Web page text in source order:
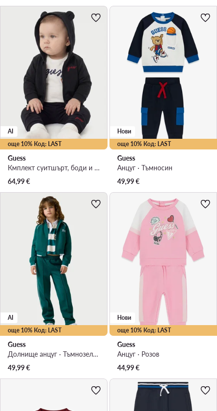
още 10% Код: LAST
AI
Guess
Кмплект суитшърт, боди и спортни панталони · Тъмносин
64,99€
още 10% Код: LAST
Нови
Guess
Анцуг · Тъмносин
49,99€
още 10% Код: LAST
AI
Guess
Долнище анцуг · Тъмнозелен
49,99€
още 10% Код: LAST
Нови
Guess
Анцуг · Розов
44,99€